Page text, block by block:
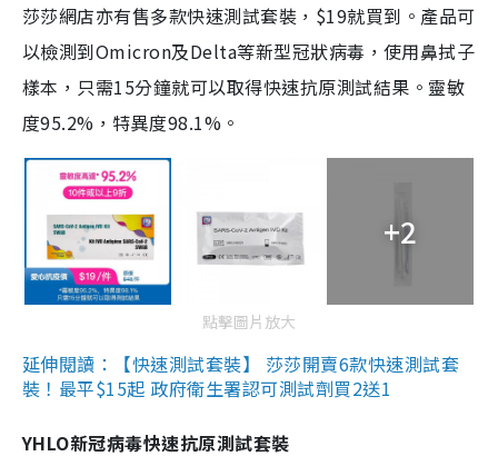
莎莎網店亦有售多款快速測試套裝，$19就買到。產品可
以檢測到Omicron及Delta等新型冠狀病毒，使用鼻拭子
樣本，只需15分鐘就可以取得快速抗原測試結果。靈敏
度95.2%，特異度98.1%。
+2
點擊圖片放大
延伸閱讀：【快速測試套裝】 莎莎開賣6款快速測試套
裝！最平$15起 政府衛生署認可測試劑買2送1
YHLO新冠病毒快速抗原測試套裝